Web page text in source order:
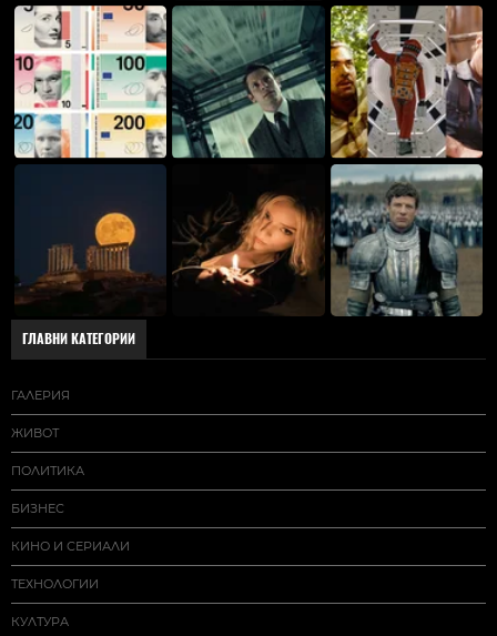
ГЛАВНИ КАТЕГОРИИ
ГАЛЕРИЯ
ЖИВОТ
ПОЛИТИКА
БИЗНЕС
КИНО И СЕРИАЛИ
ТЕХНОЛОГИИ
КУЛТУРА